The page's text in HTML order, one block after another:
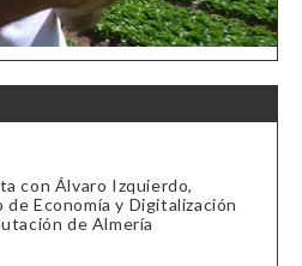
con Álvaro Izquierdo,
de Economía y Digitalización
de Almería